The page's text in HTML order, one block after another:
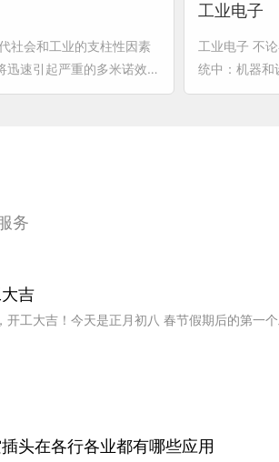
社会和工业的支柱性因素
速引起严重的多米诺效
转换和分配 都需要高性能
全芯为重要的基础设施项
连接提供高性能的连接
工业电子
工业电子 不
统中：机器和
一个重要的经
务
吉
开工大吉！今天是正月初八 春节假期后的第一
头在各行各业都有哪些应用